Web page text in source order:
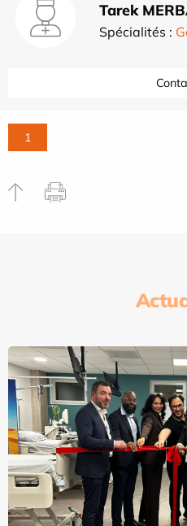
Tarek
Spécialités :
1